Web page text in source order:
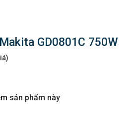
GD0801C 750W
sản phẩm này